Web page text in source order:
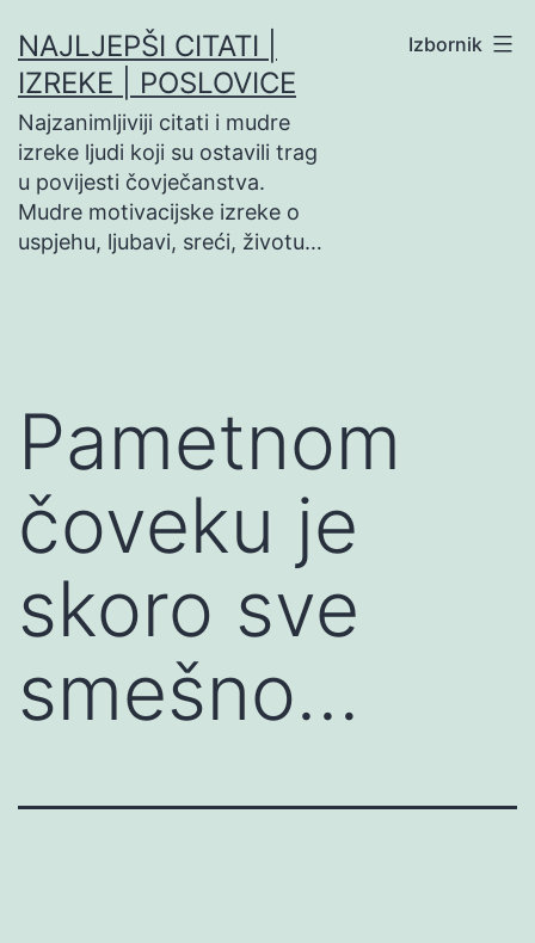
na
sadržaj
NAJLJEPŠI CITATI |
IZREKE | POSLOVICE
Najzanimljiviji citati i mudre
izreke ljudi koji su ostavili trag
u povijesti čovječanstva.
Mudre motivacijske izreke o
uspjehu, ljubavi, sreći, životu…
Izbornik
Pametnom
čoveku je
skoro sve
smešno…